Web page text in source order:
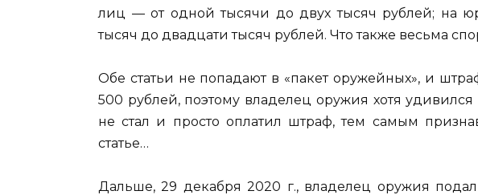
лиц — от одной тысячи до двух тысяч рублей; на
тысяч до двадцати тысяч рублей. Что также весьма
Обе статьи не попадают в «пакет оружейных», и
500 рублей, поэтому владелец оружия хотя удивился
не стал и просто оплатил штраф, тем самым
статье…
Дальше, 29 декабря 2020 г., владелец оружия